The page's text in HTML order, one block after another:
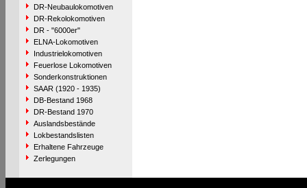
DR-Neubaulokomotiven
DR-Rekolokomotiven
DR - "6000er"
ELNA-Lokomotiven
Industrielokomotiven
Feuerlose Lokomotiven
Sonderkonstruktionen
SAAR (1920 - 1935)
DB-Bestand 1968
DR-Bestand 1970
Auslandsbestände
Lokbestandslisten
Erhaltene Fahrzeuge
Zerlegungen